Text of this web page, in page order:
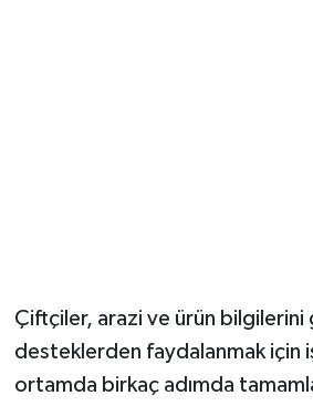
Çiftçiler, arazi ve ürün bilgilerini
desteklerden faydalanmak için
ortamda birkaç adımda